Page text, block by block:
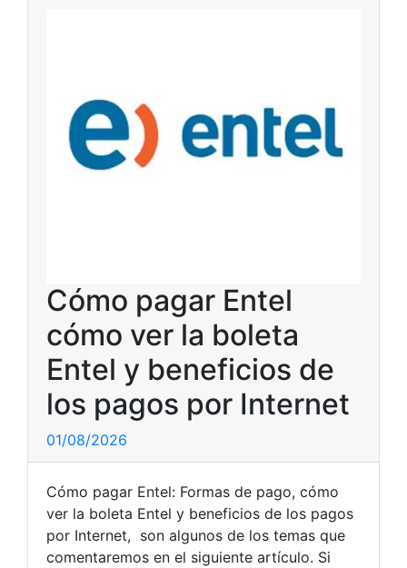
Cómo pagar Entel
cómo ver la boleta
Entel y beneficios de
los pagos por Internet
01/08/2026
Cómo pagar Entel: Formas de pago, cómo
ver la boleta Entel y beneficios de los pagos
por Internet, son algunos de los temas que
comentaremos en el siguiente artículo. Si